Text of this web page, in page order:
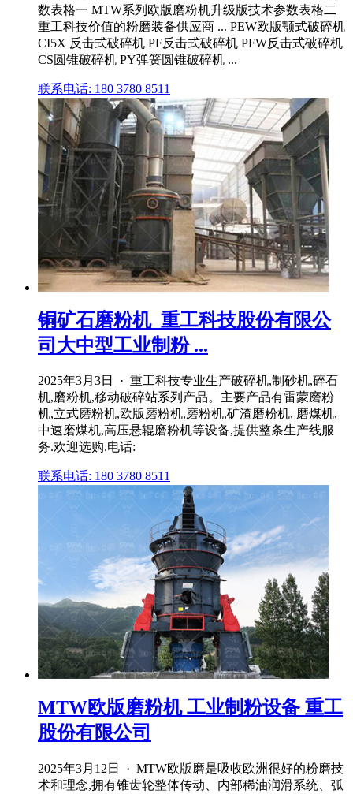
数表格一 MTW系列欧版磨粉机升级版技术参数表格二
重工科技价值的粉磨装备供应商 ... PEW欧版颚式破碎机
CI5X 反击式破碎机 PF反击式破碎机 PFW反击式破碎机
CS圆锥破碎机 PY弹簧圆锥破碎机 ...
联系电话: 180 3780 8511
铜矿石磨粉机_重工科技股份有限公
司大中型工业制粉 ...
2025年3月3日 · 重工科技专业生产破碎机,制砂机,碎石
机,磨粉机,移动破碎站系列产品。主要产品有雷蒙磨粉
机,立式磨粉机,欧版磨粉机,磨粉机,矿渣磨粉机, 磨煤机,
中速磨煤机,高压悬辊磨粉机等设备,提供整条生产线服
务.欢迎选购.电话:
联系电话: 180 3780 8511
MTW欧版磨粉机 工业制粉设备 重工
股份有限公司
2025年3月12日 · MTW欧版磨是吸收欧洲很好的粉磨技
术和理念,拥有锥齿轮整体传动、内部稀油润滑系统、弧